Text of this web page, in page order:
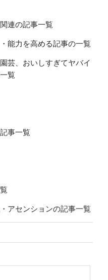
連の記事一覧
能力を高める記事の一覧
芸、おいしすぎてヤバイ
覧
事一覧
アセンションの記事一覧